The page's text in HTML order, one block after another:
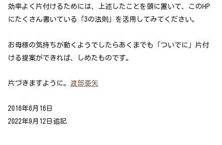
効率よく片付けるためには、上述したことを頭に置いて、このHP
にたくさん書いている「3の法則」を活用してみてください。
お母様の気持ちが動くようでしたらあくまでも「ついでに」片付
ける提案ができれば、しめたものです。
片づきますように。 渡部亜矢
2016年6月16日
2022年9月12日追記